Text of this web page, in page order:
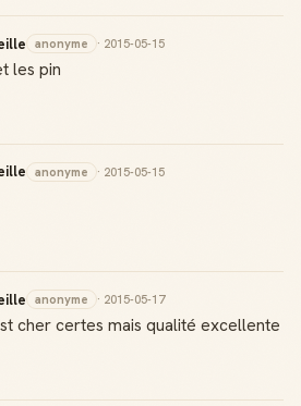
anonyme · 2015-05-15
les pin
anonyme · 2015-05-15
anonyme · 2015-05-17
cher certes mais qualité excellente